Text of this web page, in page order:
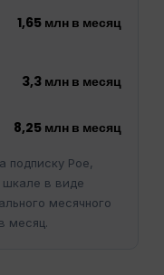
1,65 млн в месяц
3,3 млн в месяц
8,25 млн в месяц
подписку Poe,
шкале в виде
месячного
месяц.